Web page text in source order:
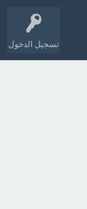
تسجيل الدخول